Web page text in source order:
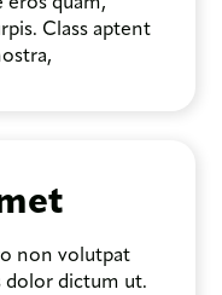
Class aptent
non volutpat
dolor dictum ut.